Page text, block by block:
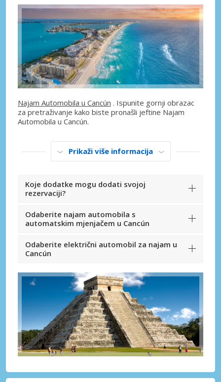
Najam Automobila u Cancún . Ispunite gornji obrazac
za pretraživanje kako biste pronašli jeftine Najam
Automobila u Cancún.
Prikaži više informacija
Koje dodatke mogu dodati svojoj
rezervaciji?
Odaberite najam automobila s
automatskim mjenjačem u Cancún
Odaberite električni automobil za najam u
Cancún